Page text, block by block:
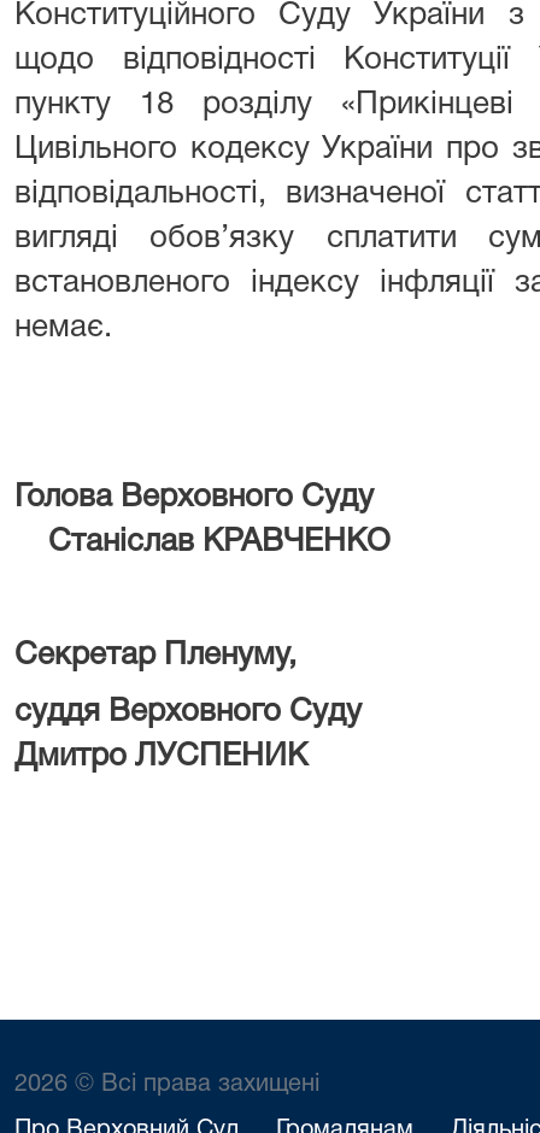
Конституційного Суду України
щодо відповідності Конституції
пункту 18 розділу «Прикінцеві
Цивільного кодексу України про
відповідальності, визначеної
вигляді обов’язку сплатити
встановленого індексу
немає.
Голова
Станіслав КРАВЧЕНКО
Секретар Пленуму,
суддя
Дмитро ЛУСПЕНИК
2026 © Всі права захищені